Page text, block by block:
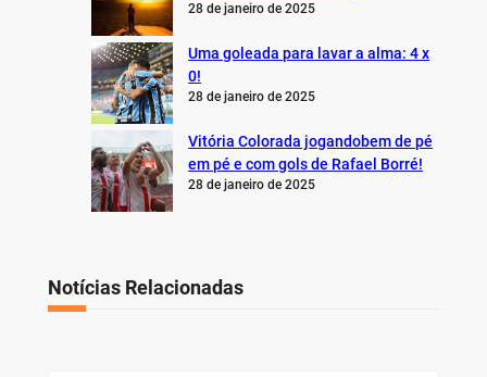
28 de janeiro de 2025
Uma goleada para lavar a alma: 4 x
0!
28 de janeiro de 2025
Vitória Colorada jogandobem de pé
em pé e com gols de Rafael Borré!
28 de janeiro de 2025
Notícias Relacionadas